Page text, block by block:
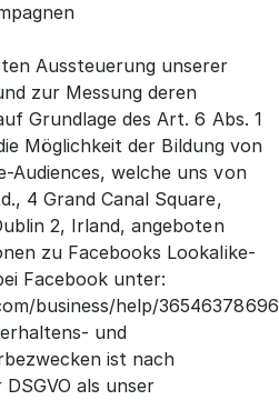
Aussteuerung unserer
zur Messung deren
Grundlage des Art. 6 Abs. 1
Möglichkeit der Bildung von
Audiences, welche uns von
4 Grand Canal Square,
2, Irland, angeboten
zu Facebooks Lookalike-
Facebook unter:
business/help/
und
ist nach
als unser